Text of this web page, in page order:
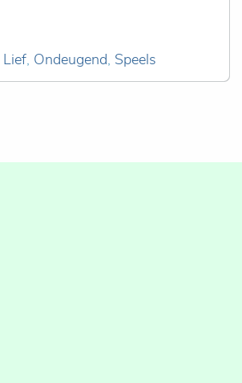
Lief, Ondeugend, Speels